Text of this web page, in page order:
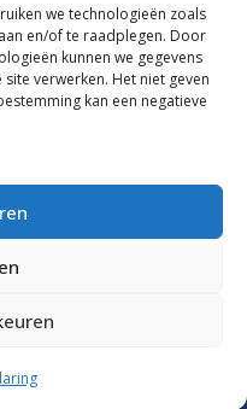
we technologieën zoals
en/of te raadplegen. Door
kunnen we gegevens
verwerken. Het niet geven
kan een negatieve
Zoeken